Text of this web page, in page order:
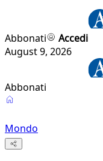
Abbonati
Accedi
August 9, 2026
Abbonati
Mondo